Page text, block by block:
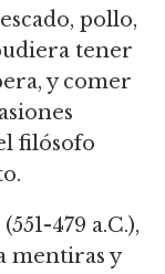
pollo,
tener
y comer
filósofo
(551-479 a.C.),
mentiras y